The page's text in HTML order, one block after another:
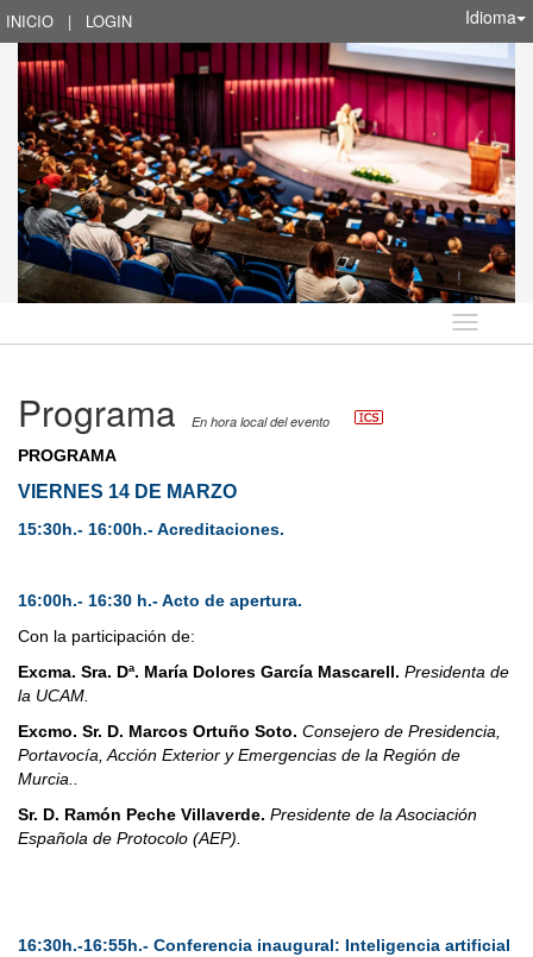
INICIO | LOGIN Idioma
Idioma
Programa En hora local del evento
PROGRAMA
VIERNES 14 DE MARZO
15:30h.- 16:00h.- Acreditaciones.
16:00h.- 16:30 h.- Acto de apertura.
Con la participación de:
Excma. Sra. Dª. María Dolores García Mascarell. Presidenta de
la UCAM.
Excmo. Sr. D. Marcos Ortuño Soto. Consejero de Presidencia,
Portavocía, Acción Exterior y Emergencias de la Región de
Murcia..
Sr. D. Ramón Peche Villaverde. Presidente de la Asociación
Española de Protocolo (AEP).
16:30h.-16:55h.- Conferencia inaugural: Inteligencia artificial